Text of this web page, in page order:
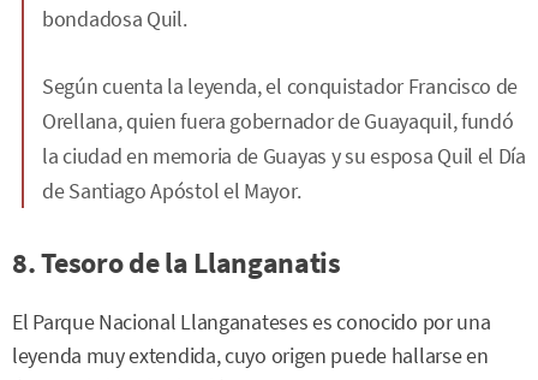
bondadosa Quil.
Según cuenta la leyenda, el conquistador Francisco de
Orellana, quien fuera gobernador de Guayaquil, fundó
la ciudad en memoria de Guayas y su esposa Quil el Día
de Santiago Apóstol el Mayor.
8. Tesoro de la Llanganatis
El Parque Nacional Llanganateses es conocido por una
leyenda muy extendida, cuyo origen puede hallarse en